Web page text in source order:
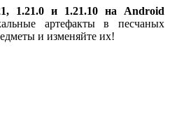
1.21.0 и 1.21.10 на Android
артефакты в песчаных
и изменяйте их!